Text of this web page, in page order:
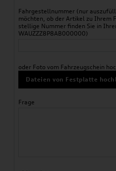
Fahrgestellnummer (nur
möchten, ob der Artikel zu Ihrem
stellige Nummer finden Sie in
WAUZZZ8P8AB000000)
oder Foto vom Fahrzeugschein
Dateien von Festplatte
Frage